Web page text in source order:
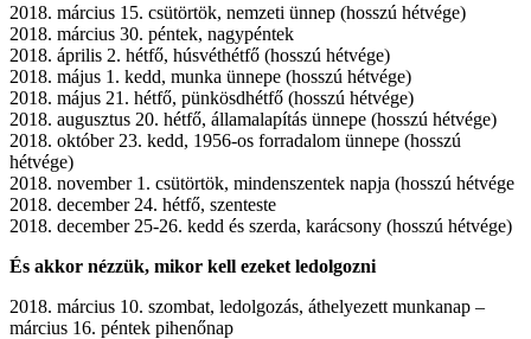
2018. március 15. csütörtök, nemzeti ünnep (hosszú hétvége)
2018. március 30. péntek, nagypéntek
2018. április 2. hétfő, húsvéthétfő (hosszú hétvége)
2018. május 1. kedd, munka ünnepe (hosszú hétvége)
2018. május 21. hétfő, pünkösdhétfő (hosszú hétvége)
2018. augusztus 20. hétfő, államalapítás ünnepe (hosszú hétvége)
2018. október 23. kedd, 1956-os forradalom ünnepe (hosszú
hétvége)
2018. november 1. csütörtök, mindenszentek napja (hosszú hétvége
2018. december 24. hétfő, szenteste
2018. december 25-26. kedd és szerda, karácsony (hosszú hétvége)
És akkor nézzük, mikor kell ezeket ledolgozni
2018. március 10. szombat, ledolgozás, áthelyezett munkanap –
március 16. péntek pihenőnap